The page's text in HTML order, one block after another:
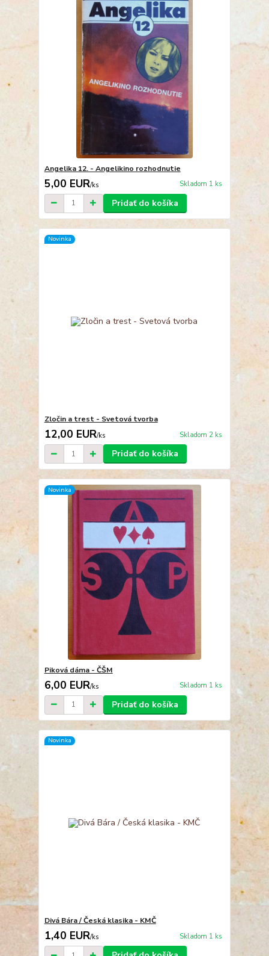
Angelika 12. - Angelikino rozhodnutie
5,00 EUR/ks Skladom 1 ks
Pridať do košíka
Novinka
Zločin a trest - Svetová tvorba
12,00 EUR/ks Skladom 2 ks
Pridať do košíka
Novinka
Piková dáma - ČŠM
6,00 EUR/ks Skladom 1 ks
Pridať do košíka
Novinka
Divá Bára / Česká klasika - KMČ
1,40 EUR/ks Skladom 1 ks